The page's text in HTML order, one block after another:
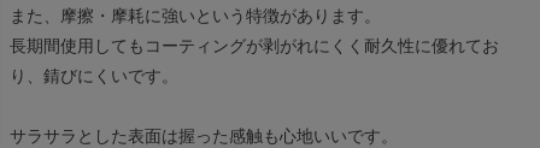
また、摩擦・摩耗に強いという特徴があります。
長期間使用してもコーティングが剥がれにくく耐久性に優れてお
り、錆びにくいです。
サラサラとした表面は握った感触も心地いいです。